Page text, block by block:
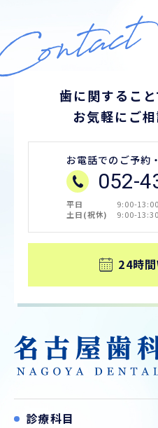
歯に関するこ
お気軽にご相
お電話でのご予約
052-
平日
9:00-
土日(祝休)
9:00-
24時
診療科目